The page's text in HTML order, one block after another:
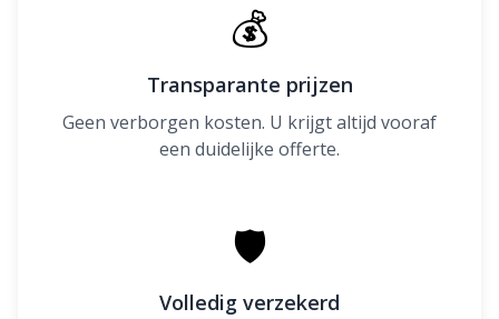
💰
Transparante prijzen
Geen verborgen kosten. U krijgt altijd vooraf
een duidelijke offerte.
🛡
Volledig verzekerd